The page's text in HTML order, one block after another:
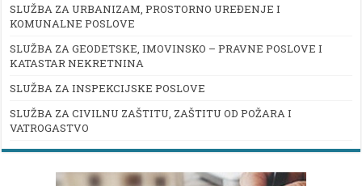
SLUŽBA ZA URBANIZAM, PROSTORNO UREĐENJE I
KOMUNALNE POSLOVE
SLUŽBA ZA GEODETSKE, IMOVINSKO – PRAVNE POSLOVE I
KATASTAR NEKRETNINA
SLUŽBA ZA INSPEKCIJSKE POSLOVE
SLUŽBA ZA CIVILNU ZAŠTITU, ZAŠTITU OD POŽARA I
VATROGASTVO